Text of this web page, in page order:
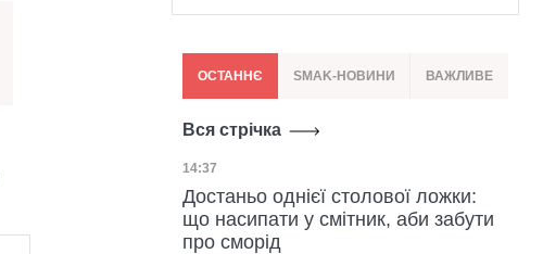
ОСТАННЄ SMAK-НОВИНИ ВАЖЛИВЕ
Вся стрічка
Дата публікації
14:37
Достаньо однієї столової ложки:
що насипати у смітник, аби забути
про сморід